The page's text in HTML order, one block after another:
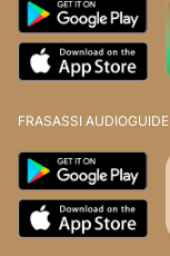
FRASASSI AUDIOGUIDE